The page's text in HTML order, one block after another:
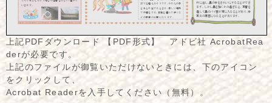
上記PDFダウンロード 【PDF形式】 アドビ社 AcrobatRea
derが必要です。
上記のファイルが御覧いただけないときには、下のアイコン
をクリックして、
Acrobat Readerを入手してください（無料）。